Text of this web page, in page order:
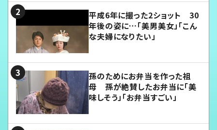
平成6年に撮った2ショット 30
年後の姿に…「美男美女」「こん
な夫婦になりたい」
孫のためにお弁当を作った祖
母 孫が絶賛したお弁当に「美
味しそう」「お弁当すごい」